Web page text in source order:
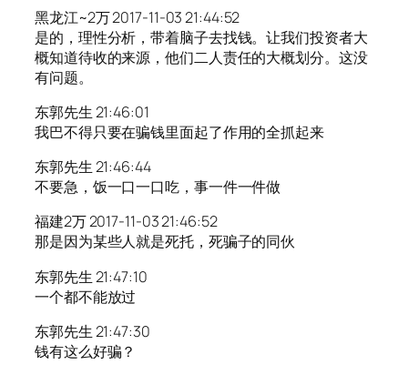
黑龙江~2万 2017-11-03 21:44:52
是的，理性分析，带着脑子去找钱。让我们投资者大
概知道待收的来源，他们二人责任的大概划分。这没
有问题。
东郭先生 21:46:01
我巴不得只要在骗钱里面起了作用的全抓起来
东郭先生 21:46:44
不要急，饭一口一口吃，事一件一件做
福建2万 2017-11-03 21:46:52
那是因为某些人就是死托，死骗子的同伙
东郭先生 21:47:10
一个都不能放过
东郭先生 21:47:30
钱有这么好骗？